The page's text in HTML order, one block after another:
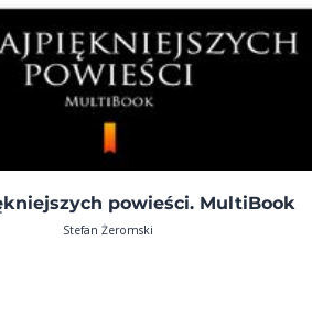
powieści. MultiBook
Stefan Żeromski